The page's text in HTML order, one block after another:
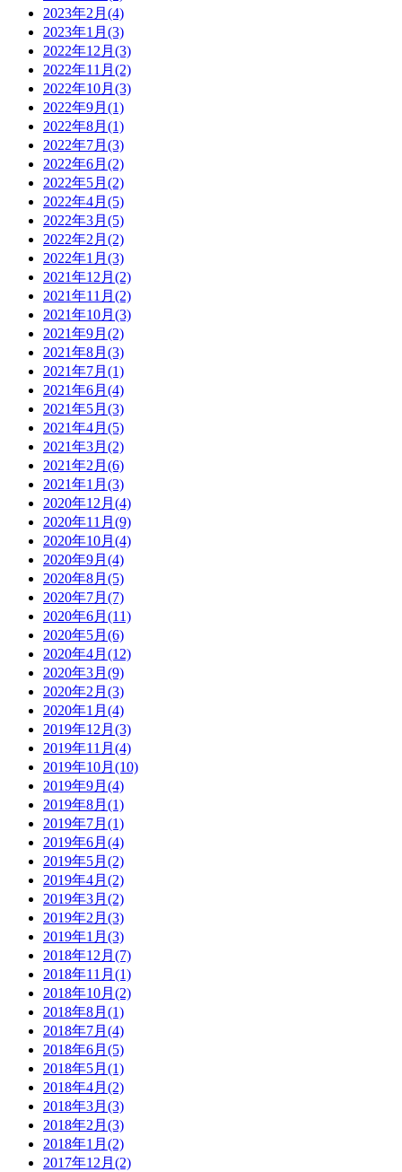
2023年2月(4)
2023年1月(3)
2022年12月(3)
2022年11月(2)
2022年10月(3)
2022年9月(1)
2022年8月(1)
2022年7月(3)
2022年6月(2)
2022年5月(2)
2022年4月(5)
2022年3月(5)
2022年2月(2)
2022年1月(3)
2021年12月(2)
2021年11月(2)
2021年10月(3)
2021年9月(2)
2021年8月(3)
2021年7月(1)
2021年6月(4)
2021年5月(3)
2021年4月(5)
2021年3月(2)
2021年2月(6)
2021年1月(3)
2020年12月(4)
2020年11月(9)
2020年10月(4)
2020年9月(4)
2020年8月(5)
2020年7月(7)
2020年6月(11)
2020年5月(6)
2020年4月(12)
2020年3月(9)
2020年2月(3)
2020年1月(4)
2019年12月(3)
2019年11月(4)
2019年10月(10)
2019年9月(4)
2019年8月(1)
2019年7月(1)
2019年6月(4)
2019年5月(2)
2019年4月(2)
2019年3月(2)
2019年2月(3)
2019年1月(3)
2018年12月(7)
2018年11月(1)
2018年10月(2)
2018年8月(1)
2018年7月(4)
2018年6月(5)
2018年5月(1)
2018年4月(2)
2018年3月(3)
2018年2月(3)
2018年1月(2)
2017年12月(2)